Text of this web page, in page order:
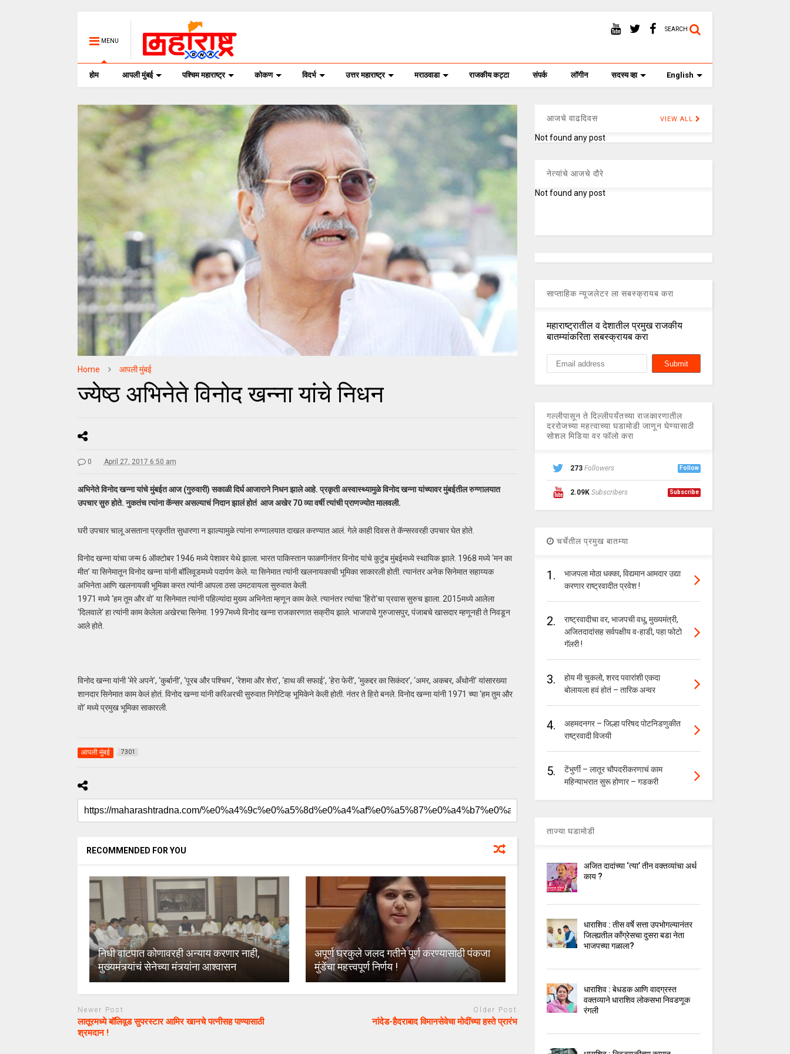
MENU
SEARCH
होम आपली मुंबई पश्चिम महाराष्ट्र कोकण विदर्भ उत्तर महाराष्ट्र मराठवाडा राजकीय कट्टा संपर्क लॉगीन सदस्य व्हा English
Home आपली मुंबई
ज्येष्ठ अभिनेते विनोद खन्ना यांचे निधन
0 April 27, 2017 6:50 am
अभिनेते विनोद खन्ना यांचे मुंबईत आज (गुरुवारी) सकाळी दिर्घ आजाराने निधन झाले आहे. प्रकृती अस्वास्थ्यामुळे विनोद खन्ना यांच्यावर मुंबईतील रुग्णालयात
उपचार सुरु होते. नुकतंच त्यांना कॅन्सर असल्याचं निदान झालं होतं आज अखेर 70 व्या वर्षी त्यांची प्राणज्योत मालवली.
घरी उपचार चालू असताना प्रकृतीत सुधारणा न झाल्यामुळे त्यांना रुग्णालयात दाखल करण्यात आलं. गेले काही दिवस ते कॅन्सरवरही उपचार घेत होते.
विनोद खन्ना यांचा जन्म 6 ऑक्टोबर 1946 मध्ये पेशावर येथे झाला. भारत पाकिस्तान फाळणीनंतर विनोद यांचे कुटुंब मुंबईमध्ये स्थायिक झाले. 1968 मध्ये ‘मन का
मीत’ या सिनेमातून विनोद खन्ना यांनी बॉलिवूडमध्ये पदार्पण केले. या सिनेमात त्यांनी खलनायकाची भूमिका साकारली होती. त्यानंतर अनेक सिनेमात सहाय्यक
अभिनेता आणि खलनायकी भूमिका करत त्यांनी आपला ठसा उमटवायला सुरुवात केली.
1971 मध्ये ‘हम तूम और वो’ या सिनेमात त्यांनी पहिल्यांदा मुख्य अभिनेता म्हणून काम केले. त्यानंतर त्यांचा ‘हिरो’चा प्रवास सुरुच झाला. 2015मध्ये आलेला
‘दिलवाले’ हा त्यांनी काम केलेला अखेरचा सिनेमा. 1997मध्ये विनोद खन्ना राजकारणात सक्रीय झाले. भाजपाचे गुरुजासपुर, पंजाबचे खासदार म्हणूनही ते निवडून
आले होते.
विनोद खन्ना यांनी ‘मेरे अपने’, ‘कुर्बानी’, ‘पूरब और पश्चिम’, ‘रेशमा और शेरा’, ‘हाथ की सफाई’, ‘हेरा फेरी’, ‘मुकद्दर का सिकंदर’, ‘अमर, अकबर, अँथोनी’ यांसारख्या
शानदार सिनेमात काम केलं होतं. विनोद खन्ना यांनी करिअरची सुरुवात निगेटिव्ह भूमिकेने केली होती. नंतर ते हिरो बनले. विनोद खन्ना यांनी 1971 च्या ‘हम तुम और
वो’ मध्ये प्रमुख भूमिका साकारली.
आपली मुंबई 7301
RECOMMENDED FOR YOU
निधी वाटपात कोणावरही अन्याय करणार नाही,
मुख्यमंत्र्यांचं सेनेच्या मंत्र्यांना आश्वासन
अपूर्ण घरकुले जलद गतीने पूर्ण करण्यासाठी पंकजा
मुंडेंचा महत्त्वपूर्ण निर्णय !
Newer Post
लातूरमध्ये बॉलिवूड सुपरस्टार आमिर खानचे पत्नीसह पाण्यासाठी
श्रमदान !
Older Post
नांदेड-हैदराबाद विमानसेवेचा मोदींच्या हस्ते प्रारंभ
आजचे वाढदिवस VIEW ALL
Not found any post
नेत्यांचे आजचे दौरे
Not found any post
साप्ताहिक न्यूजलेटर ला सबस्क्रायब करा
महाराष्ट्रातील व देशातील प्रमुख राजकीय
बातम्यांकरिता सबस्क्रायब करा
गल्लीपासून ते दिल्लीपर्यंतच्या राजकारणातील
दररोजच्या महत्वाच्या घडामोडी जाणून घेण्यासाठी
सोशल मिडिया वर फॉलो करा
273 Followers Follow
2.09K Subscribers Subscribe
चर्चेतील प्रमुख बातम्या
1.
भाजपला मोठा धक्का, विद्यमान आमदार उद्या
करणार राष्ट्रवादीत प्रवेश !
2.
राष्ट्रवादीचा वर, भाजपची वधू, मुख्यमंत्री,
अजितदादांसह सर्वपक्षीय व-हाडी, पहा फोटो
गॅलरी !
3.
होय मी चुकलो, शरद पवारांशी एकदा
बोलायला हवं होतं – तारिक अन्वर
4.
अहमदनगर – जिल्हा परिषद पोटनिडणुकीत
राष्ट्रवादी विजयी
5.
टेंभुर्णी – लातूर चौपदरीकरणाचं काम
महिन्याभरात सुरू होणार – गडकरी
ताज्या घडामोडी
अजित दादांच्या ‘त्या’ तीन वक्तव्यांचा अर्थ
काय ?
धाराशिव : तीस वर्षे सत्ता उपभोगल्यानंतर
जिल्ह्यतील कॉंग्रेसचा दुसरा बडा नेता
भाजपच्या गळाला?
धाराशिव : बेधडक आणि वादग्रस्त
वक्तव्याने धाराशिव लोकसभा निवडणूक
रंगली